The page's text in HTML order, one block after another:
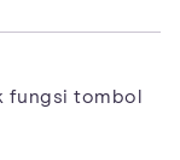
fungsi tombol